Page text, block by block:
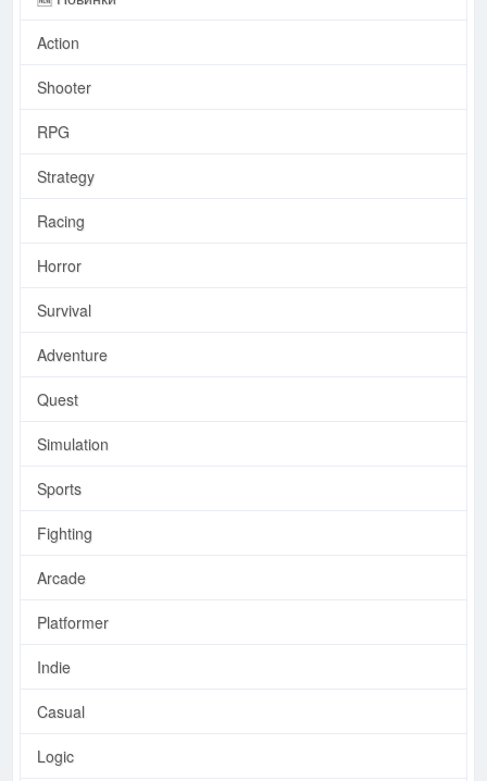
Action
Shooter
RPG
Strategy
Racing
Horror
Survival
Adventure
Quest
Simulation
Sports
Fighting
Arcade
Platformer
Indie
Casual
Logic